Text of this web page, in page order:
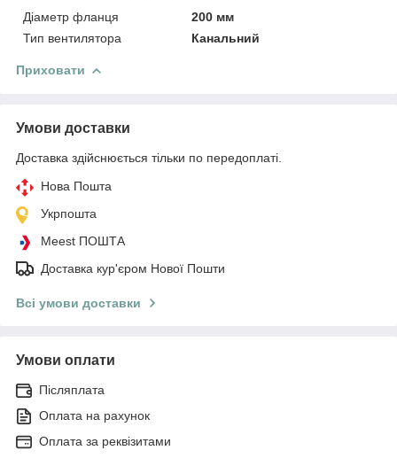
Діаметр фланця
200 мм
Тип вентилятора
Канальний
Приховати
Умови доставки
Доставка здійснюється тільки по передоплаті.
Нова Пошта
Укрпошта
Meest ПОШТА
Доставка кур'єром Нової Пошти
Всі умови доставки
Умови оплати
Післяплата
Оплата на рахунок
Оплата за реквізитами